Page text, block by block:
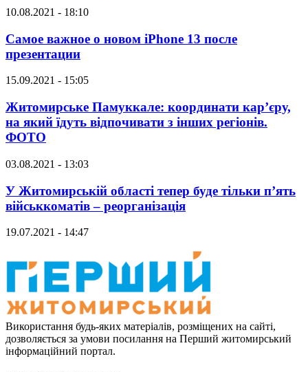
10.08.2021 - 18:10
Самое важное о новом iPhone 13 после
презентации
15.09.2021 - 15:05
Житомирське Памуккале: координати кар’єру,
на який їдуть відпочивати з інших регіонів.
ФОТО
03.08.2021 - 13:03
У Житомирській області тепер буде тільки п’ять
військкоматів – реорганізація
19.07.2021 - 14:47
Використання будь-яких матеріалів, розміщених на сайті,
дозволяється за умови посилання на Перший житомирський
інформаційний портал.